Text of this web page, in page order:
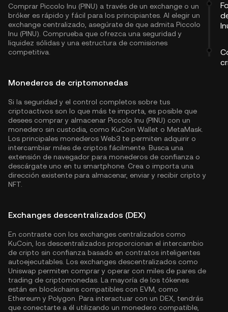
Comprar Piccolo Inu (PINU) a través de un exchange o un
bróker es rápido y fácil para los principiantes. Al elegir un
exchange centralizado, asegúrate de que admita Piccolo
Inu (PINU). Comprueba que ofrezca una seguridad y
liquidez sólidas y una estructura de comisiones
competitiva.
Monederos de criptomonedas
Si la seguridad y el control completos sobre tus
criptoactivos son lo que más te importa, es posible que
desees comprar y almacenar Piccolo Inu (PINU) con un
monedero sin custodia, como KuCoin Wallet o MetaMask.
Los principales monederos Web3 te permiten adquirir o
intercambiar miles de criptos fácilmente. Busca una
extensión de navegador para monederos de confianza o
descárgate uno en tu smartphone. Crea o importa una
dirección existente para almacenar, enviar y recibir cripto y
NFT.
Exchanges descentralizados (DEX)
En contraste con los exchanges centralizados como
KuCoin, los descentralizados proporcionan el intercambio
de cripto sin confianza basado en contratos inteligentes
autoejecutables. Los exchanges descentralizados como
Uniswap permiten comprar y operar con miles de pares de
trading de criptomonedas. La mayoría de los tókenes
están en blockchains compatibles con EVM, como
Ethereum y Polygon . Para interactuar con un DEX, tendrás
que conectarte a él utilizando un monedero compatible,